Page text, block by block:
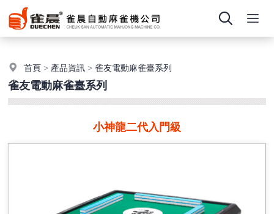
首頁 > 產品資訊 >雀友電動麻雀臺系列
雀友電動麻雀臺系列
小神龍二代入門級